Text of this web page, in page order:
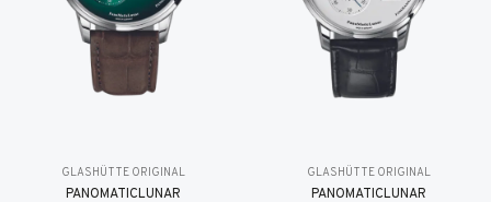
GLASHÜTTE ORIGINAL
PANOMATICLUNAR
GLASHÜTTE ORIGINAL
PANOMATICLUNAR